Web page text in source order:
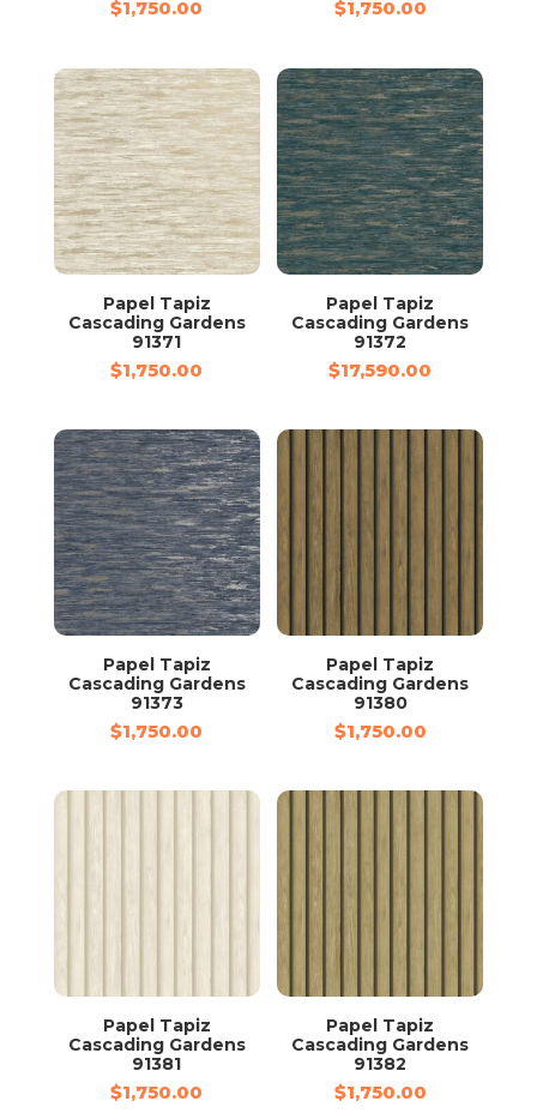
$1,750.00 $1,750.00
Papel Tapiz
Cascading Gardens
91371
$1,750.00
Papel Tapiz
Cascading Gardens
91372
$17,590.00
Papel Tapiz
Cascading Gardens
91373
$1,750.00
Papel Tapiz
Cascading Gardens
91380
$1,750.00
Papel Tapiz
Cascading Gardens
91381
$1,750.00
Papel Tapiz
Cascading Gardens
91382
$1,750.00